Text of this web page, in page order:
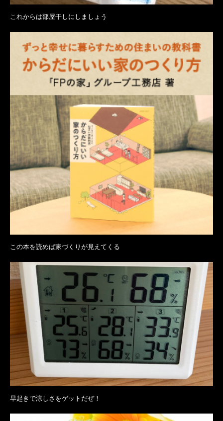
これからは部屋干しにしましょう
この本を読めば家づくりが見えてくる
早起きで涼しさをゲットだぜ！